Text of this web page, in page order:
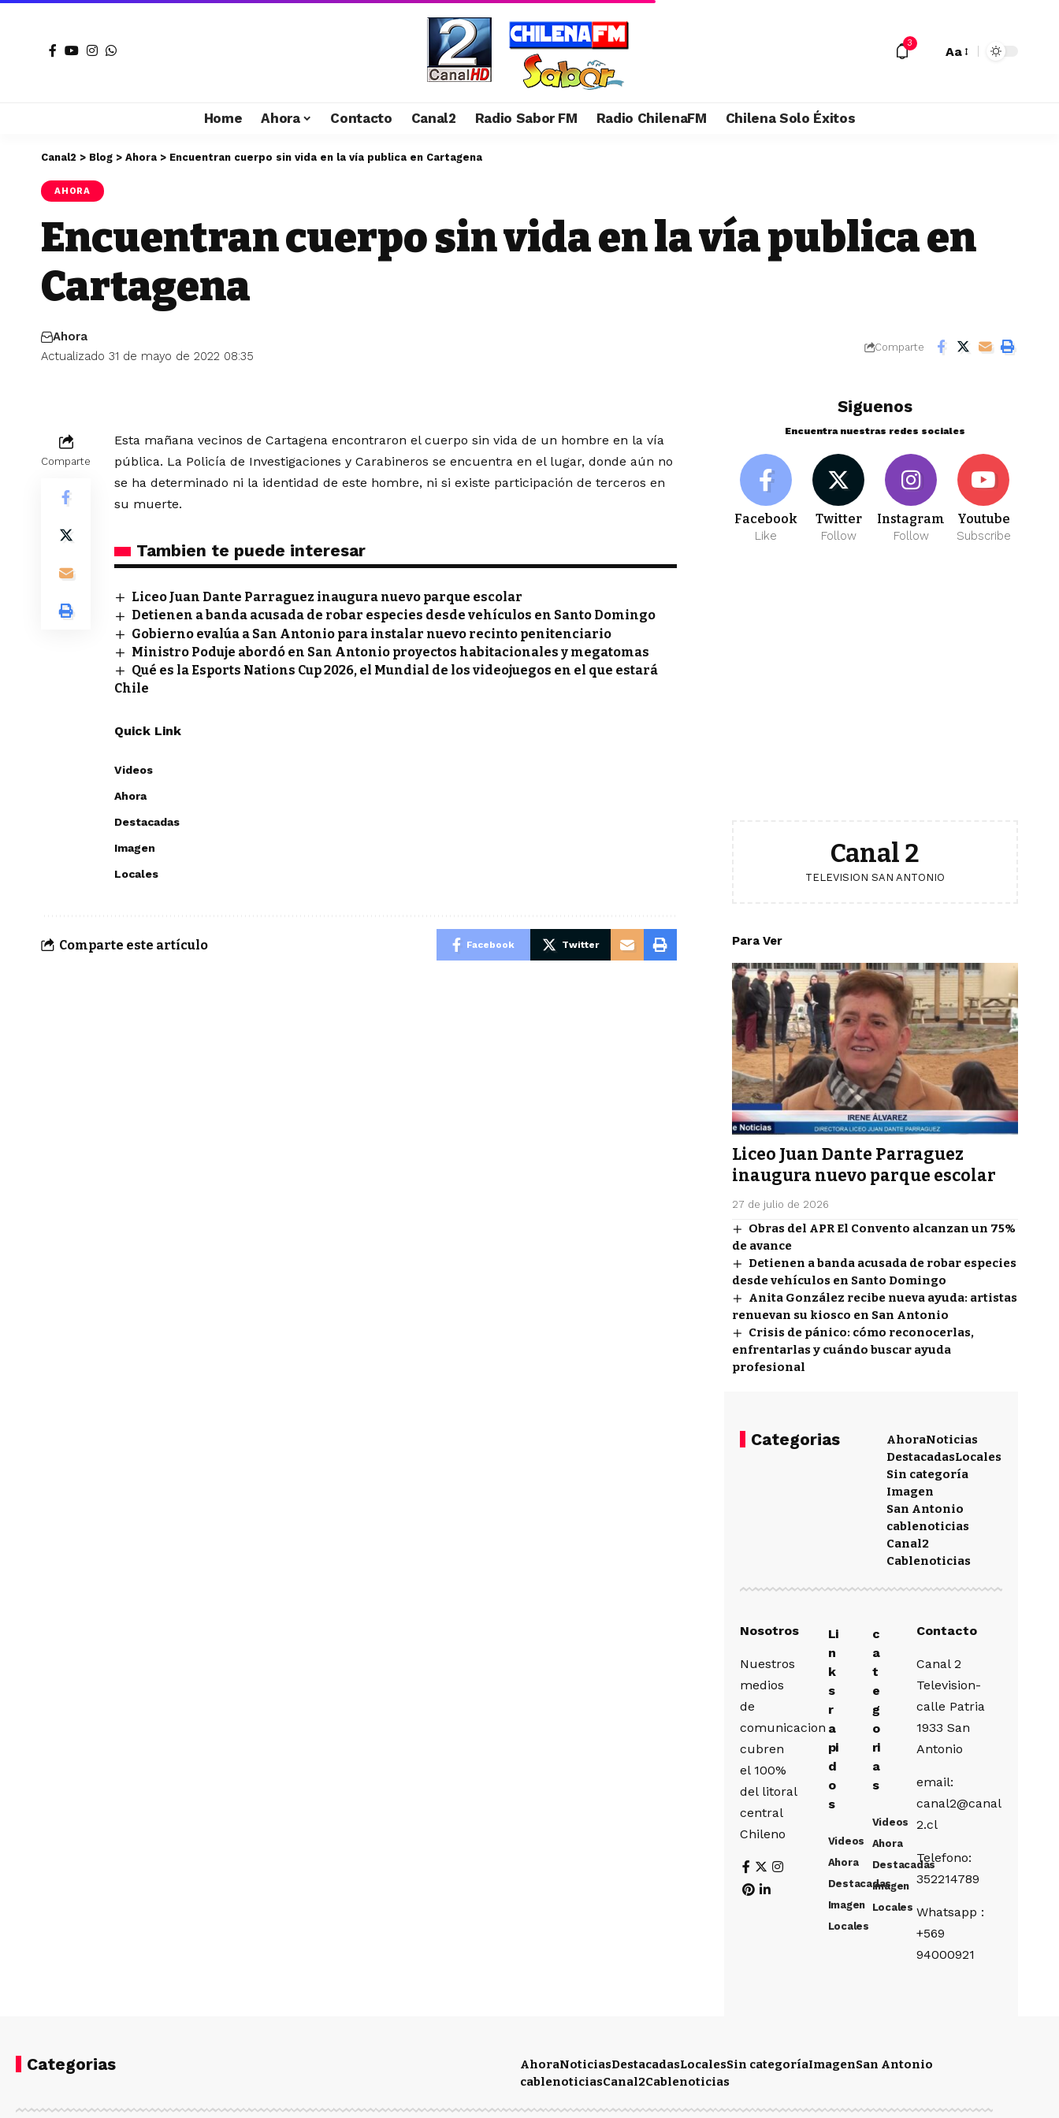
3
Aa
Home Ahora Contacto Canal2 Radio Sabor FM Radio ChilenaFM Chilena Solo Éxitos
Canal2 > Blog > Ahora > Encuentran cuerpo sin vida en la vía publica en Cartagena
AHORA
Encuentran cuerpo sin vida en la vía publica en
Cartagena
Actualizado 31 de mayo de 2022 08:35
Ahora
Comparte
Comparte
Esta mañana vecinos de Cartagena encontraron el cuerpo sin vida de un hombre en la vía
pública. La Policía de Investigaciones y Carabineros se encuentra en el lugar, donde aún no
se ha determinado ni la identidad de este hombre, ni si existe participación de terceros en
su muerte.
Tambien te puede interesar
Liceo Juan Dante Parraguez inaugura nuevo parque escolar
Detienen a banda acusada de robar especies desde vehículos en Santo Domingo
Gobierno evalúa a San Antonio para instalar nuevo recinto penitenciario
Ministro Poduje abordó en San Antonio proyectos habitacionales y megatomas
Qué es la Esports Nations Cup 2026, el Mundial de los videojuegos en el que estará
Chile
Quick Link
Videos
Ahora
Destacadas
Imagen
Locales
Comparte este artículo Facebook Twitter
Siguenos
Encuentra nuestras redes sociales
Facebook
Like
Twitter
Follow
Instagram
Follow
Youtube
Subscribe
Canal 2
TELEVISION SAN ANTONIO
Para Ver
Liceo Juan Dante Parraguez
inaugura nuevo parque escolar
27 de julio de 2026
Obras del APR El Convento alcanzan un 75%
de avance
Detienen a banda acusada de robar especies
desde vehículos en Santo Domingo
Anita González recibe nueva ayuda: artistas
renuevan su kiosco en San Antonio
Crisis de pánico: cómo reconocerlas,
enfrentarlas y cuándo buscar ayuda
profesional
Categorias AhoraNoticias
DestacadasLocales
Sin categoría
Imagen
San Antonio
cablenoticias
Canal2
Cablenoticias
Nosotros
Nuestros
medios
de
comunicacion
cubren
el 100%
del litoral
central
Chileno
Li
n
k
s
r
a
pi
d
o
s
Videos
Ahora
Destacadas
Imagen
Locales
c
a
t
e
g
o
ri
a
s
Videos
Ahora
Destacadas
Imagen
Locales
Contacto
Canal 2
Television-
calle Patria
1933 San
Antonio
email:
canal2@canal
2.cl
Telefono:
352214789
Whatsapp :
+569
94000921
Categorias AhoraNoticiasDestacadasLocalesSin categoríaImagenSan Antonio
cablenoticiasCanal2Cablenoticias